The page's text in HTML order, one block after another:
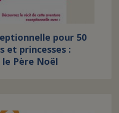
pour 50
et princesses :
Père Noël